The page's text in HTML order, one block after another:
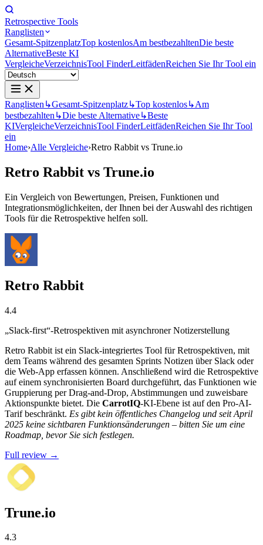
Retrospective Tools
Ranglisten
Gesamt-SpitzenplatzTop kostenlosAm bestbezahltenDie beste
AlternativeBeste KI
VergleicheVerzeichnisTool FinderLeitfädenReichen Sie Ihr Tool ein
Ranglisten ↳Gesamt-Spitzenplatz↳Top kostenlos↳Am
bestbezahlten ↳Die beste Alternative↳Beste
KIVergleicheVerzeichnisTool FinderLeitfädenReichen Sie Ihr Tool
ein
Home›Alle Vergleiche›Retro Rabbit vs Trune.io
Retro Rabbit vs Trune.io
Ein Vergleich von Bewertungen, Preisen, Funktionen und
Integrationsmöglichkeiten, der Ihnen bei der Auswahl des richtigen
Tools für die Retrospektive helfen soll.
Retro Rabbit
4.4
„Slack-first“-Retrospektiven mit asynchroner Notizerstellung
Retro Rabbit ist ein Slack-integriertes Tool für Retrospektiven, mit
dem Teams während des gesamten Sprints Notizen über Slack oder
die Web-App erfassen können. Anschließend wird die Retrospektive
auf einem synchronisierten Board durchgeführt, das Funktionen wie
Gruppierung per Drag-and-Drop, Abstimmungen und zuweisbare
Aktionspunkte bietet. Die CarrotIQ-KI-Ebene ist auf den Pro-AI-
Tarif beschränkt. Es gibt kein öffentliches Changelog und seit April
2025 keine sichtbaren Funktionsänderungen – bitten Sie um eine
Roadmap, bevor Sie sich festlegen.
Full review →
Trune.io
4.3